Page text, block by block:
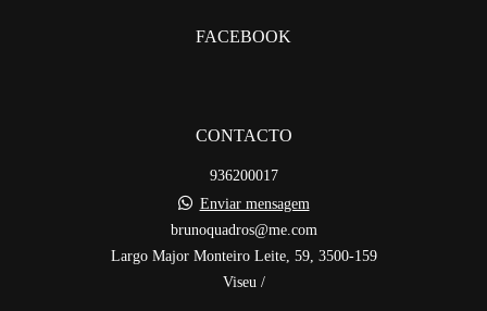
FACEBOOK
CONTACTO
936200017
Enviar mensagem
brunoquadros@me.com
Largo Major Monteiro Leite, 59, 3500-159
Viseu /